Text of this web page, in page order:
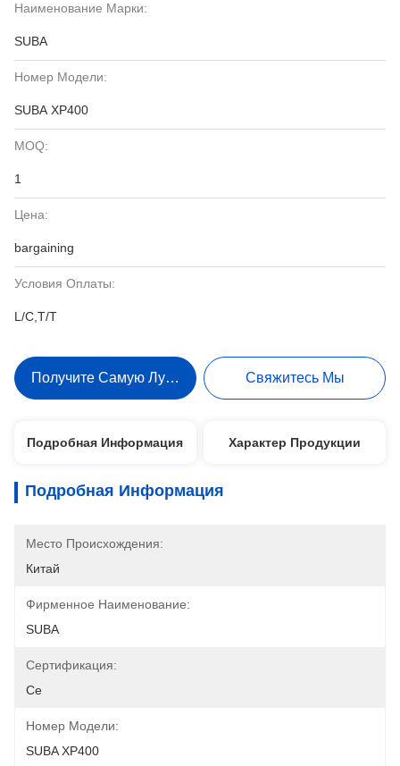
Наименование Марки:
SUBA
Номер Модели:
SUBA XP400
MOQ:
1
Цена:
bargaining
Условия Оплаты:
L/C,T/T
Получите Самую Лучшую Цену Свяжитесь Мы
Подробная Информация Характер Продукции
Подробная Информация
Место Происхождения:
Китай
Фирменное Наименование:
SUBA
Сертификация:
Ce
Номер Модели:
SUBA XP400